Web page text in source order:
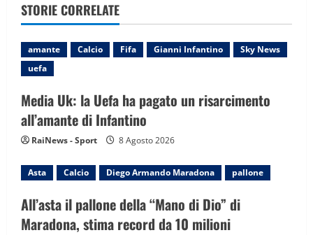
i
g
a
t
i
o
n
STORIE CORRELATE
amante Calcio Fifa Gianni Infantino
Sky News
uefa
Media Uk: la Uefa ha pagato un risarcimento
all’amante di Infantino
RaiNews - Sport 8 Agosto 2026
Asta Calcio Diego Armando Maradona pallone
All’asta il pallone della “Mano di Dio” di
Maradona, stima record da 10 milioni